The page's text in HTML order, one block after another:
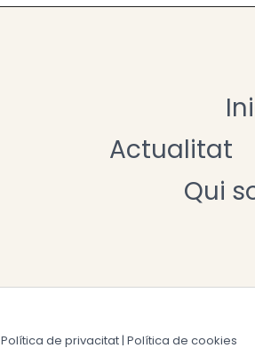
Actualitat
Qui
Política de privacitat| Política de cookies